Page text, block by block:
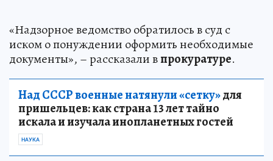
«Надзорное ведомство обратилось в суд с
иском о понуждении оформить необходимые
документы», – рассказали впрокуратуре.
Над СССР военные натянули «сетку»для
пришельцев: как страна 13 лет тайно
искала и изучала инопланетных гостей
НАУКА